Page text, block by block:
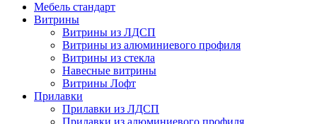
Мебель стандарт
Витрины
Витрины из ЛДСП
Витрины из алюминиевого профиля
Витрины из стекла
Навесные витрины
Витрины Лофт
Прилавки
Прилавки из ЛДСП
Прилавки из алюминиевого профиля